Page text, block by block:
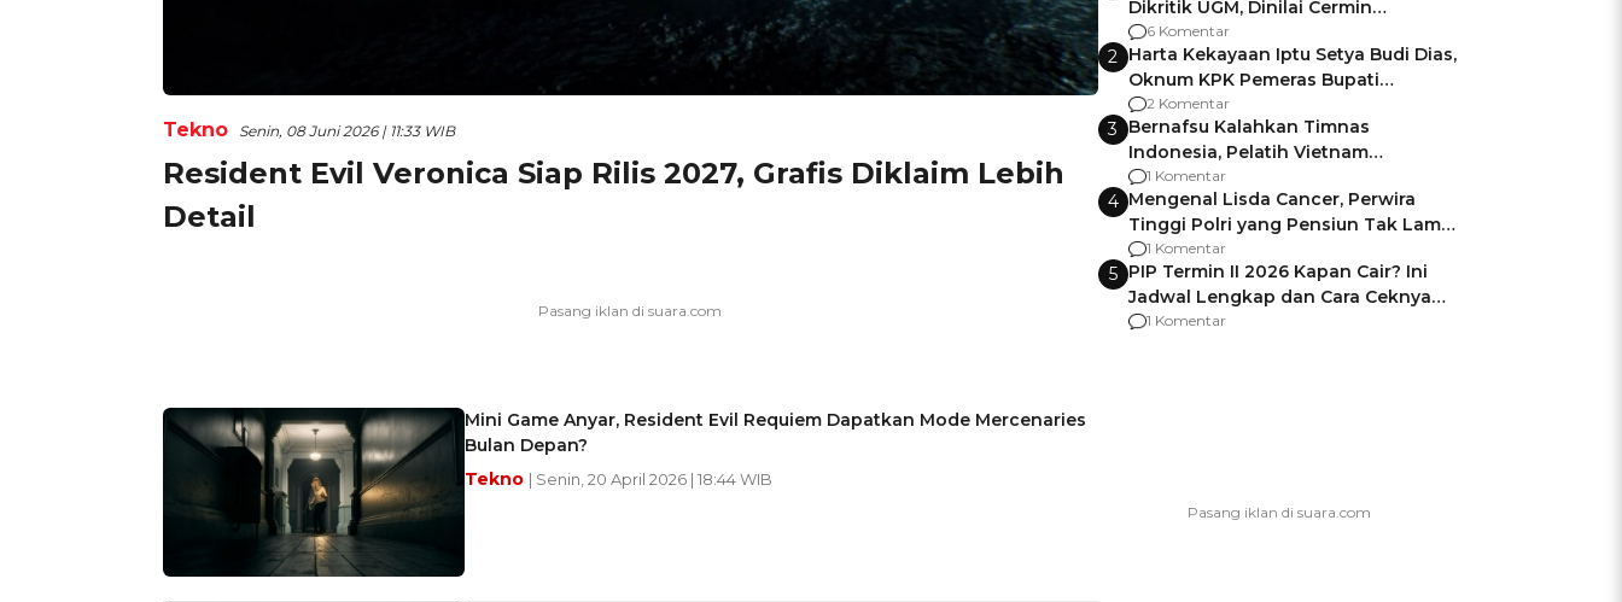
Tekno Senin, 08 Juni 2026 | 11:33 WIB
Resident Evil Veronica Siap Rilis 2027, Grafis Diklaim Lebih
Detail
Mini Game Anyar, Resident Evil Requiem Dapatkan Mode Mercenaries
Bulan Depan?
Tekno | Senin, 20 April 2026 | 18:44 WIB
Dikritik UGM, Dinilai Cermin
Gagalnya Negara Jamin Keamanan
6 Komentar
2 Harta Kekayaan Iptu Setya Budi Dias,
Oknum KPK Pemeras Bupati
Pemalang
2 Komentar
3 Bernafsu Kalahkan Timnas
Indonesia, Pelatih Vietnam
Berencana Pakai Jimat di Pakansari
1 Komentar
4 Mengenal Lisda Cancer, Perwira
Tinggi Polri yang Pensiun Tak Lama
Usai Jadi Brigjen
1 Komentar
5 PIP Termin II 2026 Kapan Cair? Ini
Jadwal Lengkap dan Cara Ceknya
agar Dana Tidak Hangus!
1 Komentar